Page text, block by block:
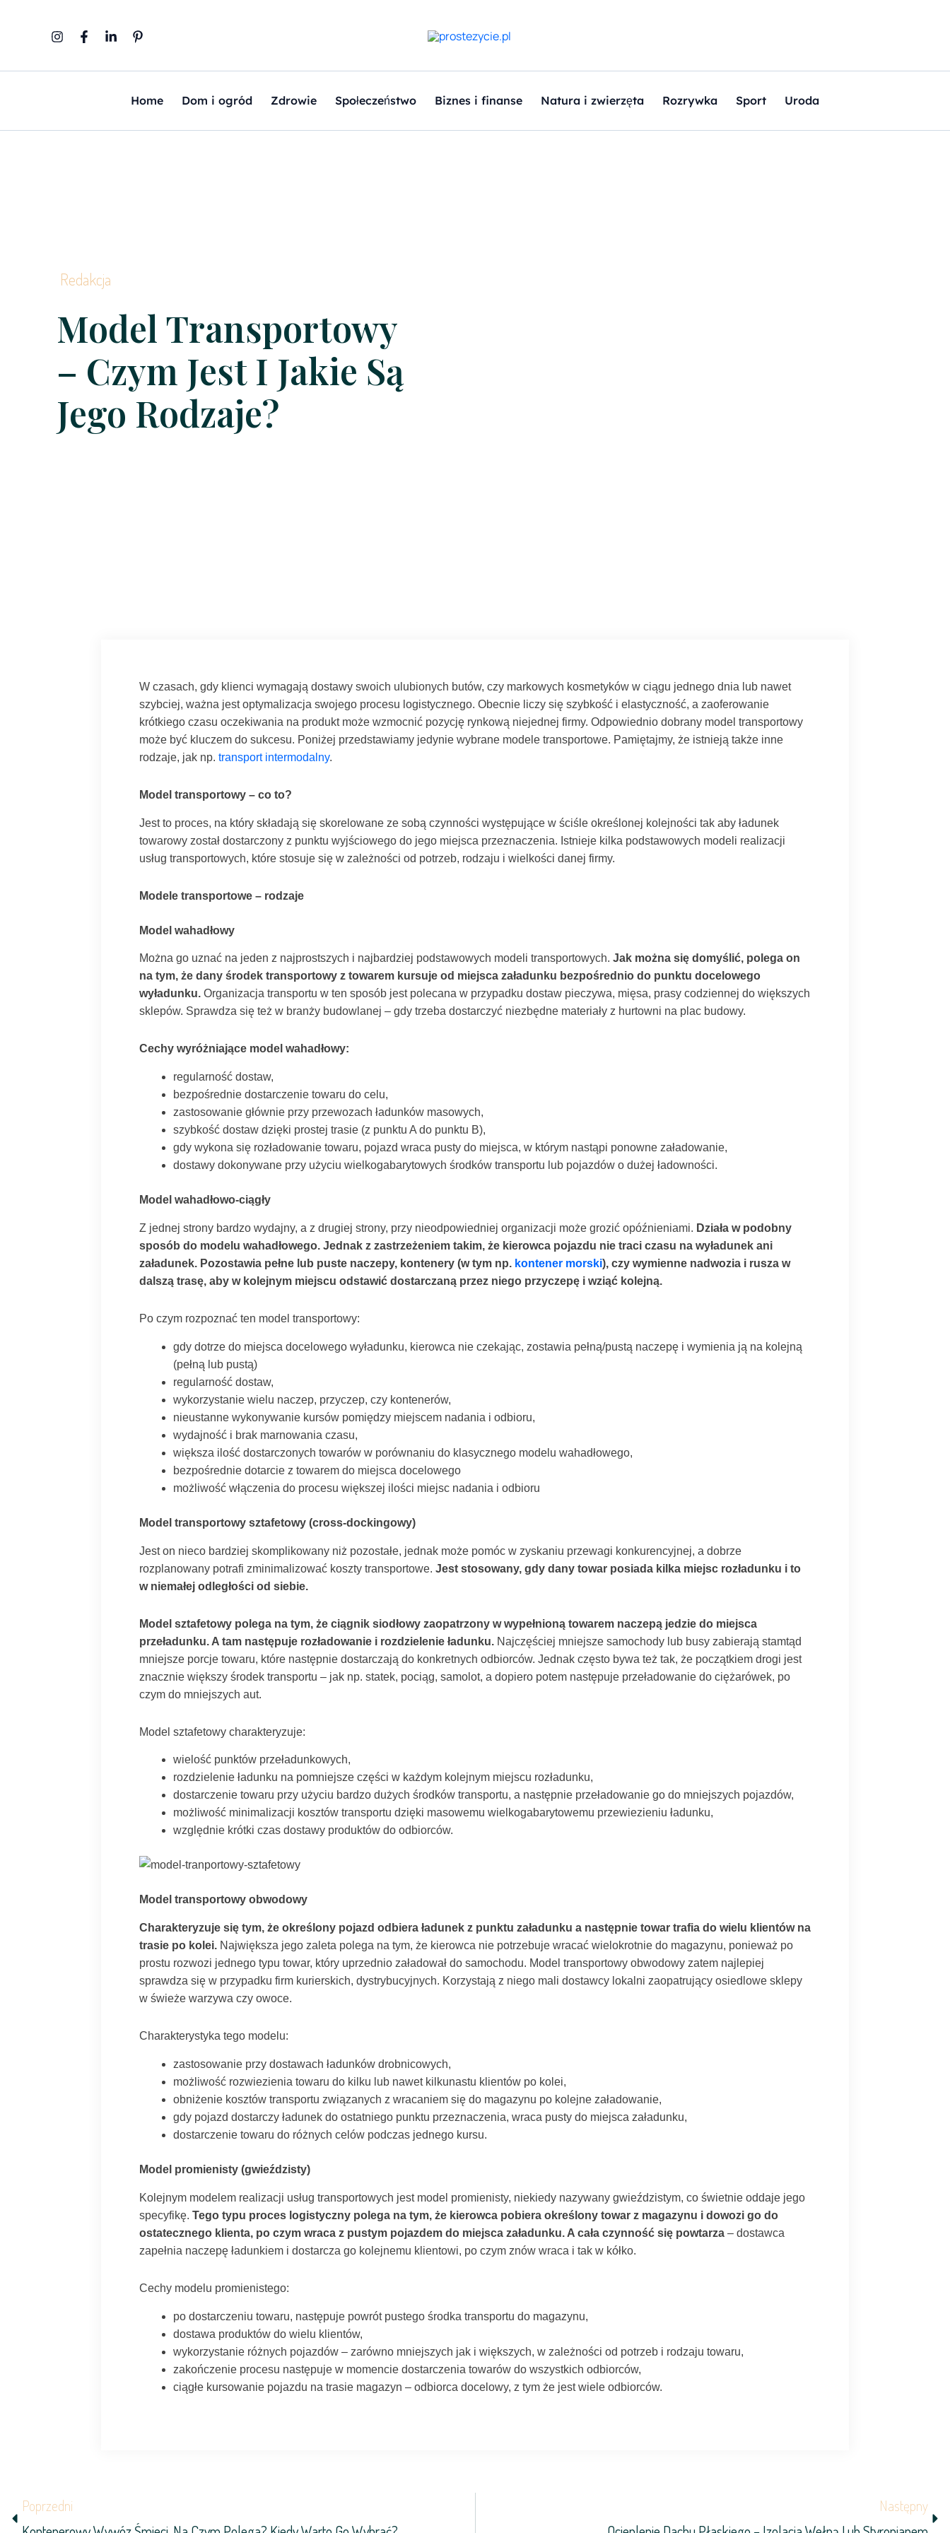
Home Dom i ogród Zdrowie Społeczeństwo Biznes i finanse Natura i zwierzęta Rozrywka Sport Uroda
Redakcja
Model Transportowy
– Czym Jest I Jakie Są
Jego Rodzaje?
W czasach, gdy klienci wymagają dostawy swoich ulubionych butów, czy markowych kosmetyków w ciągu jednego dnia lub nawet
szybciej, ważna jest optymalizacja swojego procesu logistycznego. Obecnie liczy się szybkość i elastyczność, a zaoferowanie
krótkiego czasu oczekiwania na produkt może wzmocnić pozycję rynkową niejednej firmy. Odpowiednio dobrany model transportowy
może być kluczem do sukcesu. Poniżej przedstawiamy jedynie wybrane modele transportowe. Pamiętajmy, że istnieją także inne
rodzaje, jak np. transport intermodalny.
Model transportowy – co to?
Jest to proces, na który składają się skorelowane ze sobą czynności występujące w ściśle określonej kolejności tak aby ładunek
towarowy został dostarczony z punktu wyjściowego do jego miejsca przeznaczenia. Istnieje kilka podstawowych modeli realizacji
usług transportowych, które stosuje się w zależności od potrzeb, rodzaju i wielkości danej firmy.
Modele transportowe – rodzaje
Model wahadłowy
Można go uznać na jeden z najprostszych i najbardziej podstawowych modeli transportowych. Jak można się domyślić, polega on
na tym, że dany środek transportowy z towarem kursuje od miejsca załadunku bezpośrednio do punktu docelowego
wyładunku.Organizacja transportu w ten sposób jest polecana w przypadku dostaw pieczywa, mięsa, prasy codziennej do większych
sklepów. Sprawdza się też w branży budowlanej – gdy trzeba dostarczyć niezbędne materiały z hurtowni na plac budowy.
Cechy wyróżniające model wahadłowy:
regularność dostaw,
bezpośrednie dostarczenie towaru do celu,
zastosowanie głównie przy przewozach ładunków masowych,
szybkość dostaw dzięki prostej trasie (z punktu A do punktu B),
gdy wykona się rozładowanie towaru, pojazd wraca pusty do miejsca, w którym nastąpi ponowne załadowanie,
dostawy dokonywane przy użyciu wielkogabarytowych środków transportu lub pojazdów o dużej ładowności.
Model wahadłowo-ciągły
Z jednej strony bardzo wydajny, a z drugiej strony, przy nieodpowiedniej organizacji może grozić opóźnieniami. Działa w podobny
sposób do modelu wahadłowego. Jednak z zastrzeżeniem takim, że kierowca pojazdu nie traci czasu na wyładunek ani
załadunek. Pozostawia pełne lub puste naczepy, kontenery (w tym np. kontener morski), czy wymienne nadwozia i rusza w
dalszą trasę, aby w kolejnym miejscu odstawić dostarczaną przez niego przyczepę i wziąć kolejną.
Po czym rozpoznać ten model transportowy:
gdy dotrze do miejsca docelowego wyładunku, kierowca nie czekając, zostawia pełną/pustą naczepę i wymienia ją na kolejną
(pełną lub pustą)
regularność dostaw,
wykorzystanie wielu naczep, przyczep, czy kontenerów,
nieustanne wykonywanie kursów pomiędzy miejscem nadania i odbioru,
wydajność i brak marnowania czasu,
większa ilość dostarczonych towarów w porównaniu do klasycznego modelu wahadłowego,
bezpośrednie dotarcie z towarem do miejsca docelowego
możliwość włączenia do procesu większej ilości miejsc nadania i odbioru
Model transportowy sztafetowy (cross-dockingowy)
Jest on nieco bardziej skomplikowany niż pozostałe, jednak może pomóc w zyskaniu przewagi konkurencyjnej, a dobrze
rozplanowany potrafi zminimalizować koszty transportowe. Jest stosowany, gdy dany towar posiada kilka miejsc rozładunku i to
w niemałej odległości od siebie.
Model sztafetowy polega na tym, że ciągnik siodłowy zaopatrzony w wypełnioną towarem naczepą jedzie do miejsca
przeładunku. A tam następuje rozładowanie i rozdzielenie ładunku.Najczęściej mniejsze samochody lub busy zabierają stamtąd
mniejsze porcje towaru, które następnie dostarczają do konkretnych odbiorców. Jednak często bywa też tak, że początkiem drogi jest
znacznie większy środek transportu – jak np. statek, pociąg, samolot, a dopiero potem następuje przeładowanie do ciężarówek, po
czym do mniejszych aut.
Model sztafetowy charakteryzuje:
wielość punktów przeładunkowych,
rozdzielenie ładunku na pomniejsze części w każdym kolejnym miejscu rozładunku,
dostarczenie towaru przy użyciu bardzo dużych środków transportu, a następnie przeładowanie go do mniejszych pojazdów,
możliwość minimalizacji kosztów transportu dzięki masowemu wielkogabarytowemu przewiezieniu ładunku,
względnie krótki czas dostawy produktów do odbiorców.
Model transportowy obwodowy
Charakteryzuje się tym, że określony pojazd odbiera ładunek z punktu załadunku a następnie towar trafia do wielu klientów na
trasie po kolei. Największa jego zaleta polega na tym, że kierowca nie potrzebuje wracać wielokrotnie do magazynu, ponieważ po
prostu rozwozi jednego typu towar, który uprzednio załadował do samochodu. Model transportowy obwodowy zatem najlepiej
sprawdza się w przypadku firm kurierskich, dystrybucyjnych. Korzystają z niego mali dostawcy lokalni zaopatrujący osiedlowe sklepy
w świeże warzywa czy owoce.
Charakterystyka tego modelu:
zastosowanie przy dostawach ładunków drobnicowych,
możliwość rozwiezienia towaru do kilku lub nawet kilkunastu klientów po kolei,
obniżenie kosztów transportu związanych z wracaniem się do magazynu po kolejne załadowanie,
gdy pojazd dostarczy ładunek do ostatniego punktu przeznaczenia, wraca pusty do miejsca załadunku,
dostarczenie towaru do różnych celów podczas jednego kursu.
Model promienisty (gwieździsty)
Kolejnym modelem realizacji usług transportowych jest model promienisty, niekiedy nazywany gwieździstym, co świetnie oddaje jego
specyfikę. Tego typu proces logistyczny polega na tym, że kierowca pobiera określony towar z magazynu i dowozi go do
ostatecznego klienta, po czym wraca z pustym pojazdem do miejsca załadunku. A cała czynność się powtarza – dostawca
zapełnia naczepę ładunkiem i dostarcza go kolejnemu klientowi, po czym znów wraca i tak w kółko.
Cechy modelu promienistego:
po dostarczeniu towaru, następuje powrót pustego środka transportu do magazynu,
dostawa produktów do wielu klientów,
wykorzystanie różnych pojazdów – zarówno mniejszych jak i większych, w zależności od potrzeb i rodzaju towaru,
zakończenie procesu następuje w momencie dostarczenia towarów do wszystkich odbiorców,
ciągłe kursowanie pojazdu na trasie magazyn – odbiorca docelowy, z tym że jest wiele odbiorców.
Poprzedni
Następny